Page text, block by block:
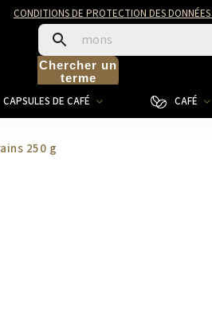
CONDITIONS DE PROTECTION DES
Chercher un
terme
CAPSULES DE CAFÉ CAFÉ
250 g